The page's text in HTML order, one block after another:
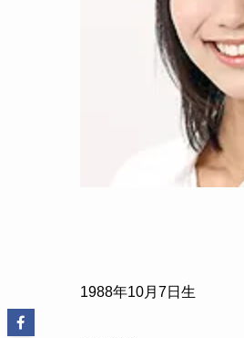
1988年10月7日生